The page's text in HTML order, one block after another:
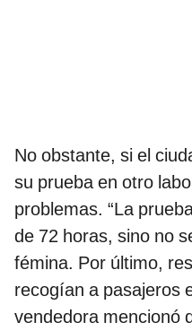
No obstante, si el
su prueba en otro
problemas. “La
de 72 horas, sino no
fémina. Por último,
recogían a pasajeros
vendedora mencionó